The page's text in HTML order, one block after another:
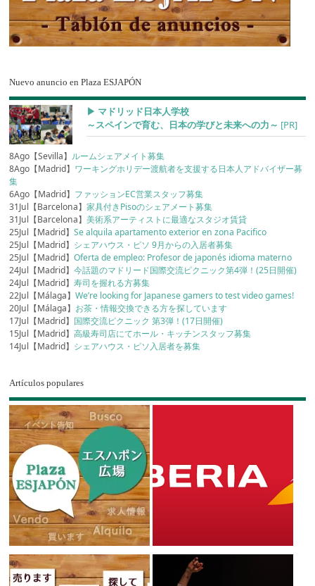
Nuevo anuncio en Plaza ESJAPÓN
▶︎ マドリッド日本人学校
～スペインで育む、日本の学びと未来への力～ [PR]
8Ago【Sevilla】 ルームシェアメイト募集
8Ago【Madrid】 ワーキングホリデー渡航者を支援する日本人アドバイザー募
集
6Ago【Madrid】 ファッションEC営業スタッフ募集
31Jul【Barcelona】家具付きPisoのシェアメート募集
31Jul【Barcelona】美術系アーティストに最適なスタジオ賃貸
25Jul【Madrid】Se alquila apartamento exterior en zona Pacifico
25Jul【Madrid】 シェアハウス・ピソ 9月からの入居者募集
25Jul【Madrid】Oferta de empleo: Profesor de japonés idioma materno
24Jul【Madrid】今話題のマドリード国際交流ピクニック第4弾！(25日開催)
24Jul【Madrid】寿司を握れる方募集
22Jul【Málaga】We’re looking for Japanese gamers to test video games!
20Jul【Málaga】 お茶・情報交換できる方を探しています
17Jul【Madrid】 国際交流ピクニック 第3弾！(17日開催)
15Jul【Madrid】高級寿司店にてホール・キッチンスタッフ募集
14Jul【Madrid】 シェアハウス・ピソ入居者を募集
Artículos populares